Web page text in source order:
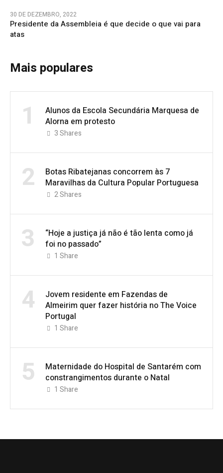
30 DE DEZEMBRO, 2022
Presidente da Assembleia é que decide o que vai para
atas
Mais populares
1
Alunos da Escola Secundária Marquesa de
Alorna em protesto
3Shares
2
Botas Ribatejanas concorrem às 7
Maravilhas da Cultura Popular Portuguesa
2Shares
3
“Hoje a justiça já não é tão lenta como já
foi no passado”
1 Share
4
Jovem residente em Fazendas de
Almeirim quer fazer história no The Voice
Portugal
1 Share
5
Maternidade do Hospital de Santarém com
constrangimentos durante o Natal
1 Share